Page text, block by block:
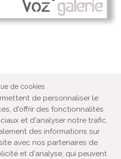
pour une résidence artist...
de cookies
de personnaliser le
d'offrir des fonctionnalités
et d'analyser notre trafic.
des informations sur
avec nos partenaires de
et d'analyse, qui peuvent